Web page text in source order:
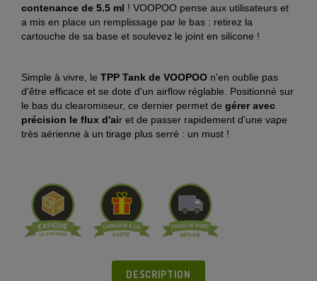
contenance de 5.5 ml ! VOOPOO pense aux utilisateurs et
a mis en place un remplissage par le bas : retirez la
cartouche de sa base et soulevez le joint en silicone !
Simple à vivre, le TPP Tank de VOOPOO n'en oublie pas
d'être efficace et se dote d'un airflow réglable. Positionné sur
le bas du clearomiseur, ce dernier permet de gérer avec
précision le flux d'air et de passer rapidement d'une vape
très aérienne à un tirage plus serré : un must !
DESCRIPTION